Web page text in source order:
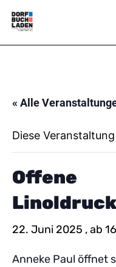
Zum
Inhalt
springen
« Alle
Diese
Offene
22. Juni 2025 , ab
Anneke Paul öffnet